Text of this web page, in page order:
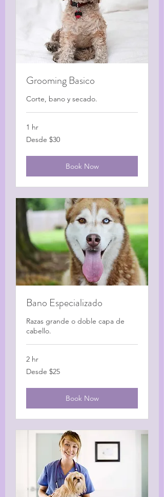
Grooming Basico
Corte, bano y secado.
1 hr
Desde
$30
Desde $30
Book Now
Bano Especializado
Razas grande o doble capa de
cabello.
2 hr
Desde
$25
Desde $25
Book Now